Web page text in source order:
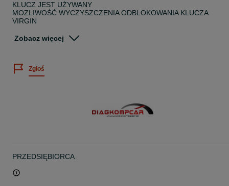
KLUCZ JEST UŻYWANY
MOZLIWOŚĆ WYCZYSZCZENIA ODBLOKOWANIA KLUCZA
VIRGIN
Wersje Usa i Europejske
Kodowanie Kluczyków Sterowników w Samochodach Z GRUPY
Możemy Zakodować Każdy Sterownik W Aucie, Dopasować IMMO,
Zobacz więcej
Zgłoś
PRZEDSIĘBIORCA